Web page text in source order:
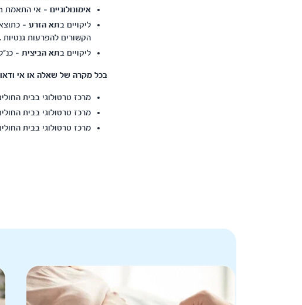
אימונולוגיים– אי התאמת Rh או בקבוצות הדם העיקריות.
ליקויים בתא הזרע –
הקשורים להפרעות גנטיות .
ליקויים בתא הביצית –
בכל מקרה של שאלה או אי
מרכז טרטולוגי בבית החולים
מרכז טרטולוגי בבית החולים אסף
מרכז טרטולוגי בבית החולים